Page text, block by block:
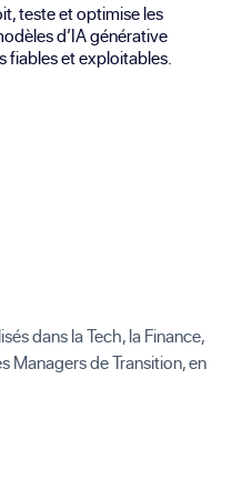
teste et optimise les
d’IA générative
fiables et exploitables.
dans la Tech, la Finance,
Managers de Transition, en